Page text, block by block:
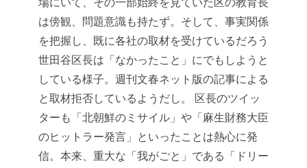
は傍観、問題意識も持たず。そして、事実関係
を把握し、既に各社の取材を受けているだろう
世田谷区長は「なかったこと」にでもしようと
している様子。週刊文春ネット版の記事による
と取材拒否しているようだし。
区長のツイッ
ターも「北朝鮮のミサイル」や「麻生財務大臣
のヒットラー発言」といったことは熱心に発
信。本来、重大な「我がごと」である「ドリー